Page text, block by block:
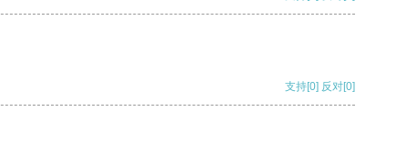
支持[0] 反对[0]